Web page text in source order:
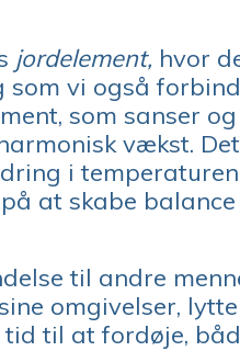
jordelement, hvor
vi også
som sanser
vækst.
i
at skabe
til andre
omgivelser,
til at fordøje,